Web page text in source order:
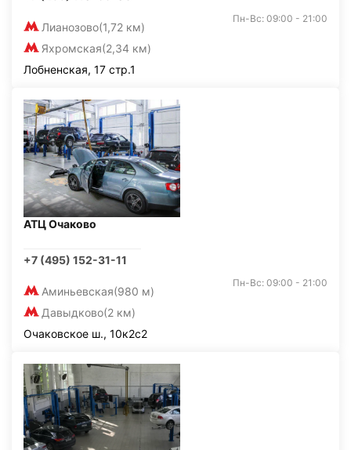
Лианозово(1,72 км)
Яхромская(2,34 км)
Пн-Вс: 09:00 - 21:00
Лобненская, 17 стр.1
АТЦ Очаково
+7 (495) 152-31-11
Аминьевская(980 м)
Давыдково(2 км)
Пн-Вс: 09:00 - 21:00
Очаковское ш., 10к2с2